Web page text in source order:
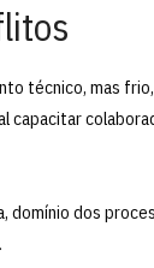
técnico, mas
capacitar
domínio dos